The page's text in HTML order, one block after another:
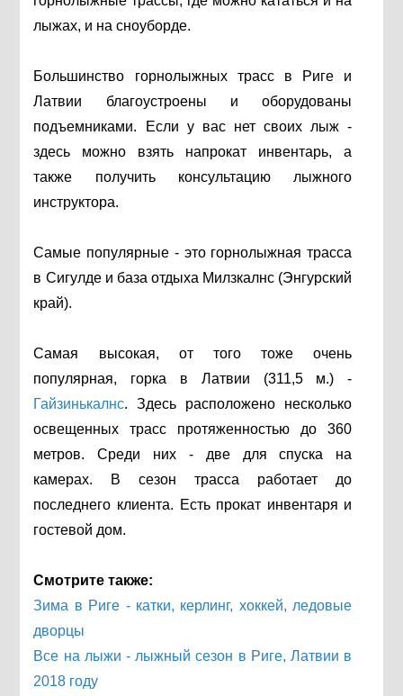
лыжах, и на сноуборде.
Большинство горнолыжных трасс в Риге и
Латвии благоустроены и оборудованы
подъемниками. Если у вас нет своих лыж -
здесь можно взять напрокат инвентарь, а
также получить консультацию лыжного
инструктора.
Самые популярные - это горнолыжная трасса
в Сигулде и база отдыха Милзкалнс (Энгурский
край).
Самая высокая, от того тоже очень
популярная, горка в Латвии (311,5 м.) -
Гайзинькалнс. Здесь расположено несколько
освещенных трасс протяженностью до 360
метров. Среди них - две для спуска на
камерах. В сезон трасса работает до
последнего клиента. Есть прокат инвентаря и
гостевой дом.
Смотрите также:
Зима в Риге - катки, керлинг, хоккей, ледовые
дворцы
Все на лыжи - лыжный сезон в Риге, Латвии в
2018 году